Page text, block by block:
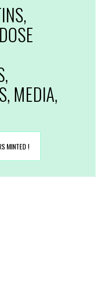
MEDIA,
MINTED !